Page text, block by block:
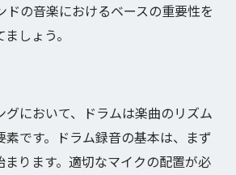
ドの音楽におけるベースの重要性を
しょう。
グにおいて、ドラムは楽曲のリズム
素です。ドラム録音の基本は、まず
まります。適切なマイクの配置が必